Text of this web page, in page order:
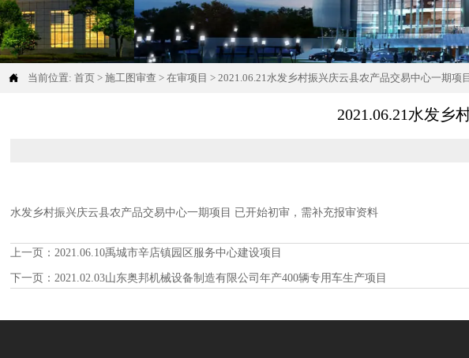
 当前位置: 首页 > 施工图审查 > 在审项目 > 2021.06.21水发乡村振兴庆云县农产品交易中心一期项目
2021.06.21水发乡
水发乡村振兴庆云县农产品交易中心一期项目 已开始初审，需补充报审资料
上一页：2021.06.10禹城市辛店镇园区服务中心建设项目
下一页： 2021.02.03山东奥邦机械设备制造有限公司年产400辆专用车生产项目